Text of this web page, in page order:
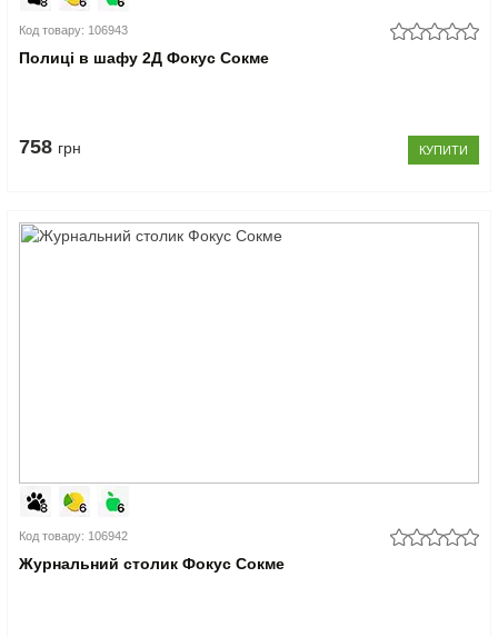
Код товару: 106943
Полиці в шафу 2Д Фокус Сокме
758 грн КУПИТИ
Код товару: 106942
Журнальний столик Фокус Сокме